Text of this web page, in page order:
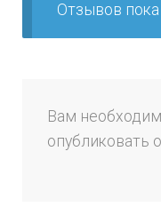
Отзывов пока
Вам
опубликовать